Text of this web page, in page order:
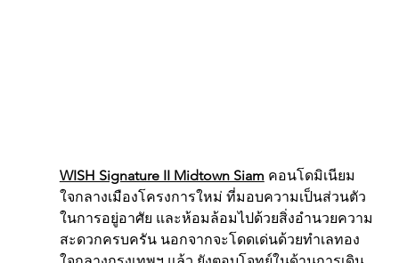
WISH Signature II Midtown Siam คอนโดมิเนียม
ใจกลางเมืองโครงการใหม่ ที่มอบความเป็นส่วนตัว
ในการอยู่อาศัย และห้อมล้อมไปด้วยสิ่งอำนวยความ
สะดวกครบครัน นอกจากจะโดดเด่นด้วยทำเลทอง